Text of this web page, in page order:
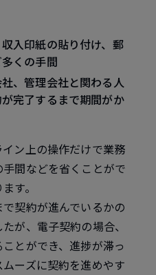
入印紙の貼り付け、郵
くの手間
、管理会社と関わる人
完了するまで期間がか
ン上の操作だけで業務
間などを省くことがで
す。
契約が進んでいるかの
が、電子契約の場合、
とができ、進捗が滞っ
ムーズに契約を進めやす